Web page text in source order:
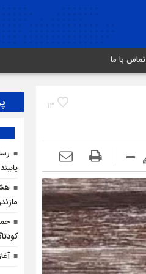
تماس با ما
13